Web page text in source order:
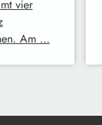
vier
Am …